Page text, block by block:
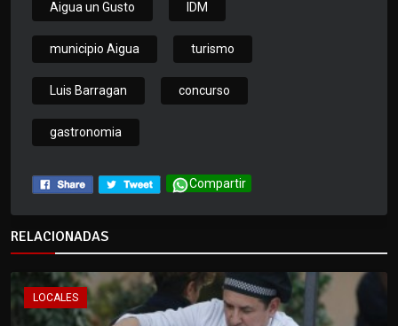
Aigua un Gusto IDM
municipio Aigua turismo
Luis Barragan concurso
gastronomia
Compartir
RELACIONADAS
LOCALES